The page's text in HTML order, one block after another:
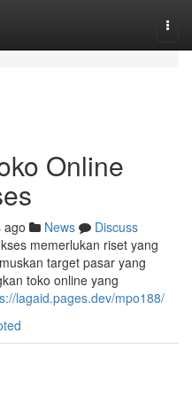
Online
ago News
Discuss
memerlukan riset yang
target pasar yang
toko online yang
lagaid.pages.dev/mpo188/